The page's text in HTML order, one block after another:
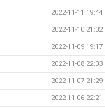
2022-11-11 19:44
2022-11-10 21:02
2022-11-09 19:17
2022-11-08 22:03
2022-11-07 21:29
2022-11-06 22:21